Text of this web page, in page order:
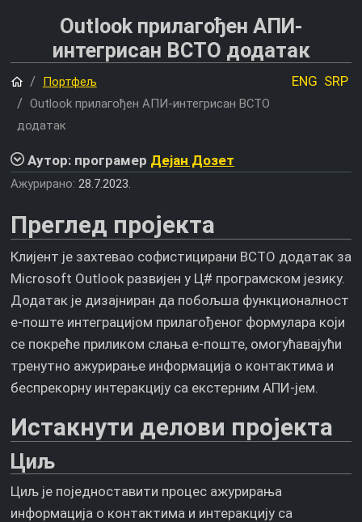
Outlook прилагођен АПИ-
интегрисан ВСТО додатак
Почетна
Портфељ
Outlook прилагођен АПИ-интегрисан ВСТО
додатак
ENG SRP
Аутор: програмер Дејан Дозет
Ажурирано: 28.7.2023.
Преглед пројекта
Клијент је захтевао софистицирани ВСТО додатак за
Microsoft Outlook развијен у Ц# програмском језику.
Додатак је дизајниран да побољша функционалност
е-поште интеграцијом прилагођеног формулара који
се покреће приликом слања е-поште, омогућавајући
тренутно ажурирање информација о контактима и
беспрекорну интеракцију са екстерним АПИ-јем.
Истакнути делови пројекта
Циљ
Циљ је поједноставити процес ажурирања
информација о контактима и интеракцију са